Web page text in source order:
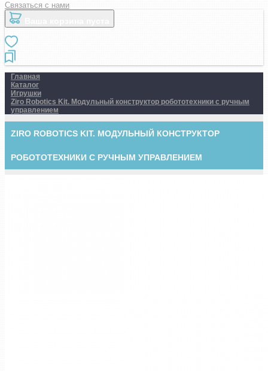
Связаться с нами
Главная
Каталог
Игрушки
Ziro Robotics Kit. Модульный конструктор робототехники с ручным
управлением
ZIRO ROBOTICS KIT. МОДУЛЬНЫЙ КОНСТРУКТОР
РОБОТОТЕХНИКИ С РУЧНЫМ УПРАВЛЕНИЕМ